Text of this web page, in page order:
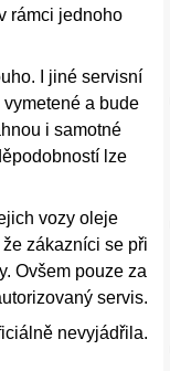
rámci jednoho
I jiné servisní
a bude
i samotné
lze
vozy oleje
zákazníci se při
Ovšem pouze za
servis.
nevyjádřila.